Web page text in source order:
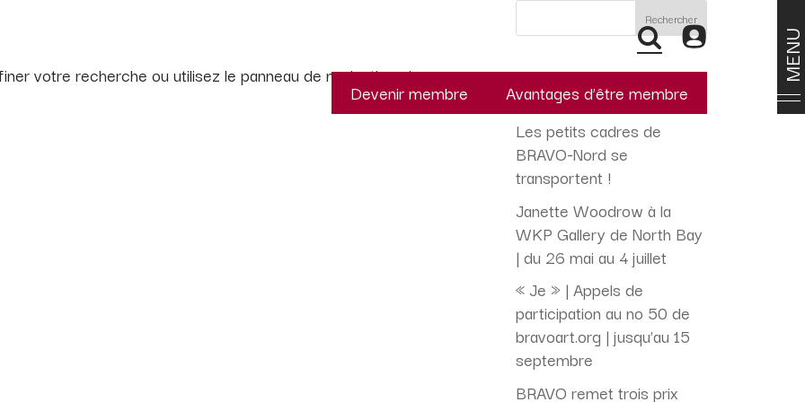
Devenir membre Avantages d’être membre
MENU
votre recherche ou utilisez le panneau de navigation ci-
Rechercher
Articles récents
Les petits cadres de
BRAVO-Nord se
transportent !
Janette Woodrow à la
WKP Gallery de North Bay
| du 26 mai au 4 juillet
« Je » | Appels de
participation au no 50 de
bravoart.org | jusqu’au 15
septembre
BRAVO remet trois prix